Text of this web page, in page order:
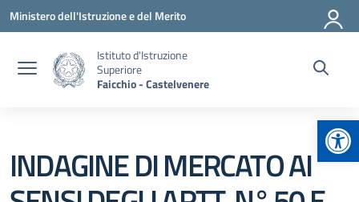
Vai ai contenuti
Vai al menu di navigazione
Vai al footer
Ministero dell'Istruzione e del Merito
Istituto d'Istruzione
Superiore
Faicchio - Castelvenere
INDAGINE DI MERCATO AI